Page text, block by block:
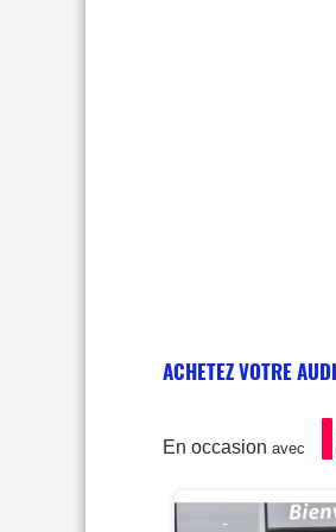
ACHETEZ VOTRE
En occasion avec